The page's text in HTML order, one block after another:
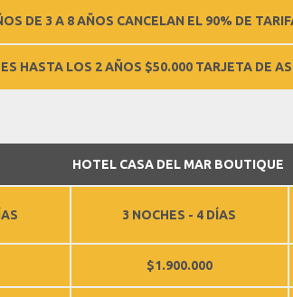
DE 3 A 8 AÑOS CANCELAN EL 90% DE
HASTA LOS 2 AÑOS $50.000 TARJETA DE
HOTEL CASA DEL MAR BOUTIQUE
3 NOCHES - 4 DÍAS
$1.900.000